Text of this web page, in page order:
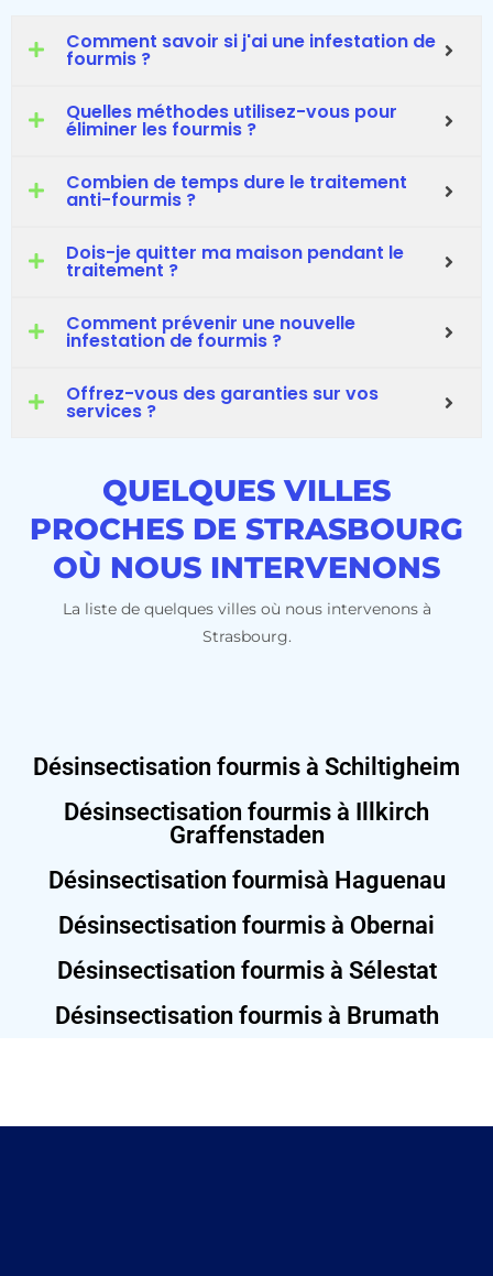
Comment savoir si j'ai une infestation de
fourmis ?
Quelles méthodes utilisez-vous pour
éliminer les fourmis ?
Combien de temps dure le traitement
anti-fourmis ?
Dois-je quitter ma maison pendant le
traitement ?
Comment prévenir une nouvelle
infestation de fourmis ?
Offrez-vous des garanties sur vos
services ?
QUELQUES VILLES
PROCHES DE STRASBOURG
OÙ NOUS INTERVENONS
La liste de quelques villes où nous intervenons à
Strasbourg.
Désinsectisation fourmis à Schiltigheim
Désinsectisation fourmis à Illkirch
Graffenstaden
Désinsectisation fourmisà Haguenau
Désinsectisation fourmis à Obernai
Désinsectisation fourmis à Sélestat
Désinsectisation fourmis à Brumath